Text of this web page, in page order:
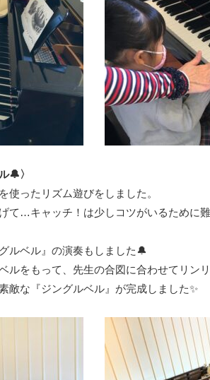
🔔〉
使ったリズム遊びをしました。
て…キャッチ！は少しコツがいるために
ルベル』の演奏もしました🔔
ルをもって、先生の合図に合わせてリン
敵な『ジングルベル』が完成しました✨